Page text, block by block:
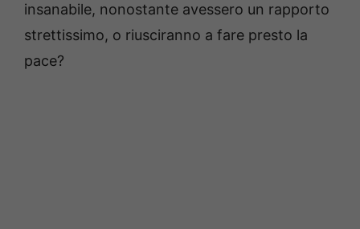
insanabile, nonostante avessero un rapporto
strettissimo, o riusciranno a fare presto la
pace?